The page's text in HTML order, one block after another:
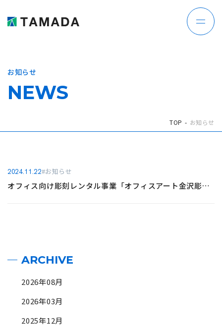
TOP お知らせ
お知らせ
NEWS
2024.11.22#お知らせ
オフィス向け彫刻レンタル事業「オフィスアート金沢彫刻百景」
ARCHIVE
2026年08月
2026年03月
2025年12月